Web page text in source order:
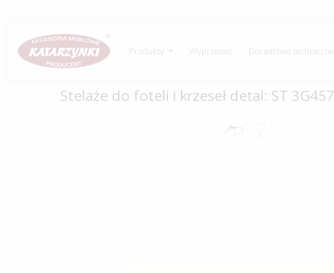
Produkty Wyprzedaż Doradztwo techniczne
Stelaże do foteli i krzeseł detal: ST 3G457